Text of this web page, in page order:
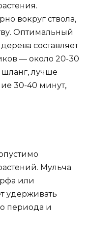
вокруг ствола,
Оптимальный
составляет
— около 20-30
шланг, лучше
30-40 минут,
Мульча
или
удерживать
периода и